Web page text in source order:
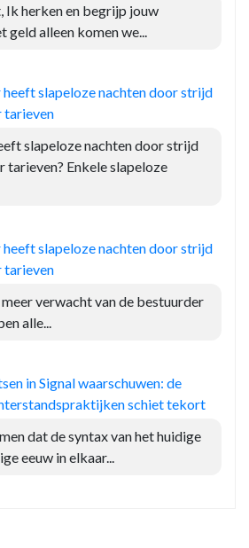
Ik herken en begrijp jouw
alleen komen we...
slapeloze nachten door strijd
tarieven
slapeloze nachten door strijd
tarieven? Enkele slapeloze
slapeloze nachten door strijd
tarieven
verwacht van de bestuurder
alle...
in Signal waarschuwen: de
schiet tekort
dat de syntax van het huidige
eeuw in elkaar...